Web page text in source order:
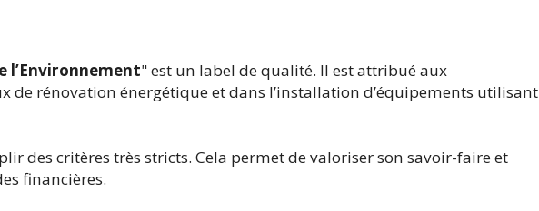
l’Environnement" est un label de qualité. Il est attribué aux
de rénovation énergétique et dans l’installation d’équipements utilisant
des critères très stricts. Cela permet de valoriser son savoir-faire et
financières.